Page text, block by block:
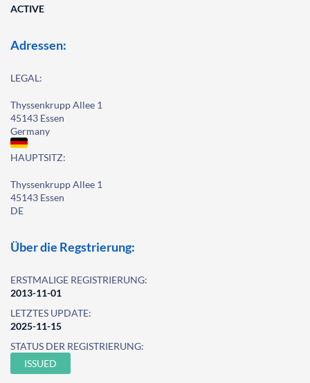
ACTIVE
Adressen:
LEGAL:
Thyssenkrupp Allee 1
45143 Essen
Germany
HAUPTSITZ:
Thyssenkrupp Allee 1
45143 Essen
DE
Über die Regstrierung:
ERSTMALIGE REGISTRIERUNG:
2013-11-01
LETZTES UPDATE:
2025-11-15
STATUS DER REGISTRIERUNG:
ISSUED